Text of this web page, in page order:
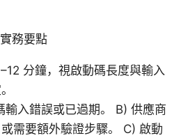
務要點
分鐘，視啟動碼長度與輸入
輸入錯誤或已過期。 B) 供應商
需要額外驗證步驟。 C) 啟動